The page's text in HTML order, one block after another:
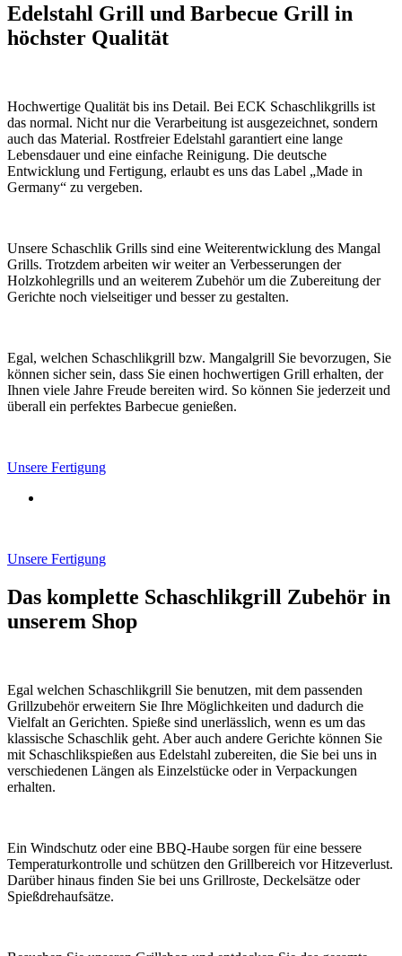
Edelstahl Grill und Barbecue Grill in
höchster Qualität
Hochwertige Qualität bis ins Detail. Bei ECK Schaschlikgrills ist
das normal. Nicht nur die Verarbeitung ist ausgezeichnet, sondern
auch das Material. Rostfreier Edelstahl garantiert eine lange
Lebensdauer und eine einfache Reinigung. Die deutsche
Entwicklung und Fertigung, erlaubt es uns das Label „Made in
Germany“ zu vergeben.
Unsere Schaschlik Grills sind eine Weiterentwicklung des Mangal
Grills. Trotzdem arbeiten wir weiter an Verbesserungen der
Holzkohlegrills und an weiterem Zubehör um die Zubereitung der
Gerichte noch vielseitiger und besser zu gestalten.
Egal, welchen Schaschlikgrill bzw. Mangalgrill Sie bevorzugen, Sie
können sicher sein, dass Sie einen hochwertigen Grill erhalten, der
Ihnen viele Jahre Freude bereiten wird. So können Sie jederzeit und
überall ein perfektes Barbecue genießen.
Unsere Fertigung
Unsere Fertigung
Das komplette Schaschlikgrill Zubehör in
unserem Shop
Egal welchen Schaschlikgrill Sie benutzen, mit dem passenden
Grillzubehör erweitern Sie Ihre Möglichkeiten und dadurch die
Vielfalt an Gerichten. Spieße sind unerlässlich, wenn es um das
klassische Schaschlik geht. Aber auch andere Gerichte können Sie
mit Schaschlikspießen aus Edelstahl zubereiten, die Sie bei uns in
verschiedenen Längen als Einzelstücke oder in Verpackungen
erhalten.
Ein Windschutz oder eine BBQ-Haube sorgen für eine bessere
Temperaturkontrolle und schützen den Grillbereich vor Hitzeverlust.
Darüber hinaus finden Sie bei uns Grillroste, Deckelsätze oder
Spießdrehaufsätze.